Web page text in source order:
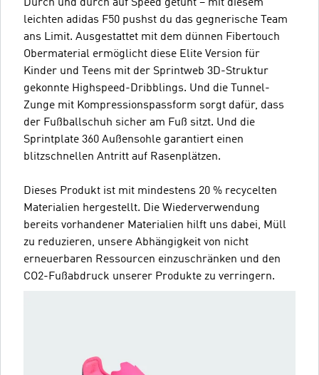
Durch und durch auf Speed getunt – mit diesem
leichten adidas F50 pushst du das gegnerische Team
ans Limit. Ausgestattet mit dem dünnen Fibertouch
Obermaterial ermöglicht diese Elite Version für
Kinder und Teens mit der Sprintweb 3D-Struktur
gekonnte Highspeed-Dribblings. Und die Tunnel-
Zunge mit Kompressionspassform sorgt dafür, dass
der Fußballschuh sicher am Fuß sitzt. Und die
Sprintplate 360 Außensohle garantiert einen
blitzschnellen Antritt auf Rasenplätzen.
Dieses Produkt ist mit mindestens 20 % recycelten
Materialien hergestellt. Die Wiederverwendung
bereits vorhandener Materialien hilft uns dabei, Müll
zu reduzieren, unsere Abhängigkeit von nicht
erneuerbaren Ressourcen einzuschränken und den
CO2-Fußabdruck unserer Produkte zu verringern.